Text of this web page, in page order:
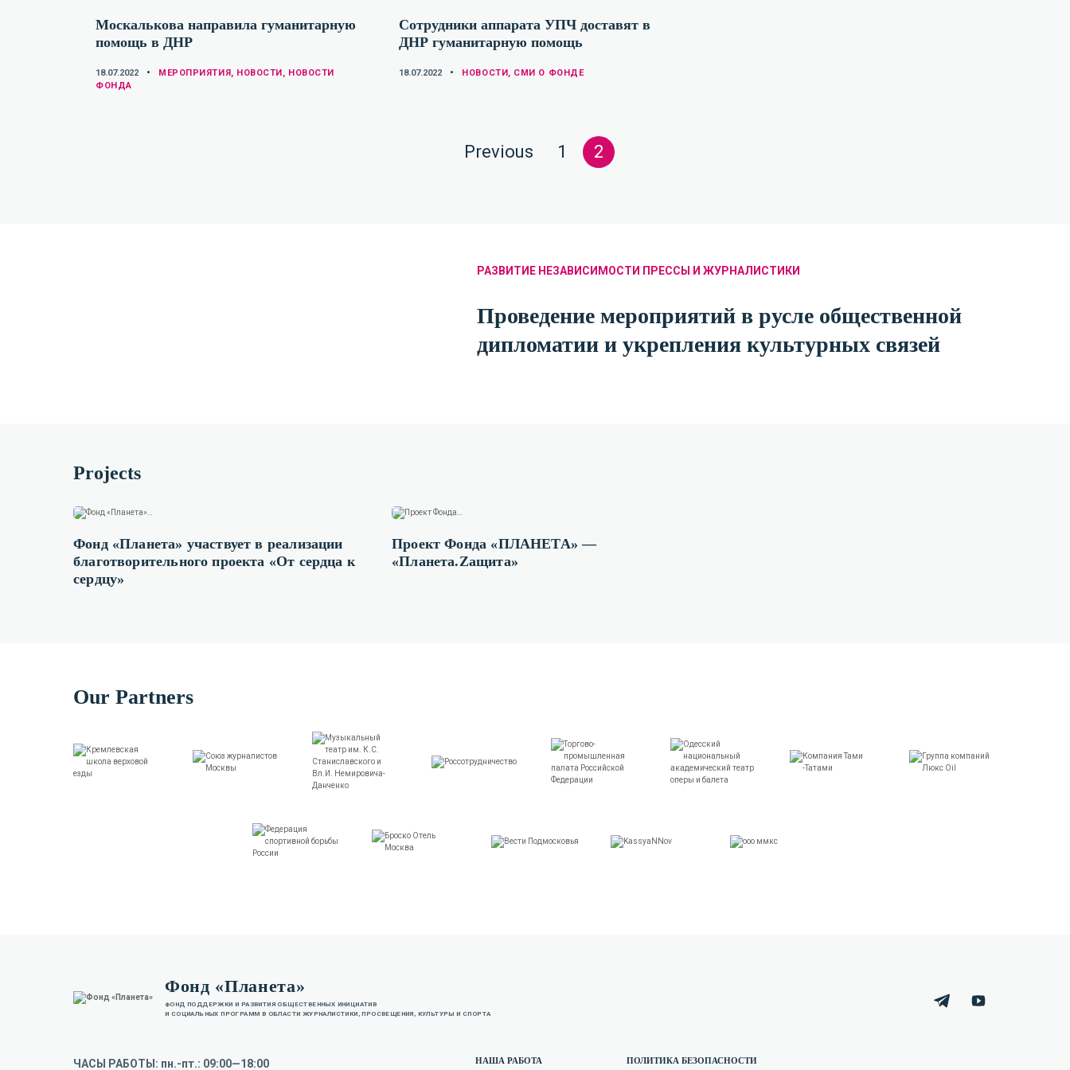
Москалькова направила гуманитарную
помощь в ДНР
18.07.2022 CATEGORIES
МЕРОПРИЯТИЯ, НОВОСТИ, НОВОСТИ
ФОНДА
Сотрудники аппарата УПЧ доставят в
ДНР гуманитарную помощь
18.07.2022 CATEGORIES
НОВОСТИ, СМИ О ФОНДЕ
Posts
PreviousPagePage
1 Page
2
РАЗВИТИЕ НЕЗАВИСИМОСТИ ПРЕССЫ И ЖУРНАЛИСТИКИ
Проведение мероприятий в русле общественной
дипломатии и укрепления культурных связей
Projects
Фонд «Планета» участвует в реализации
благотворительного проекта «От сердца к
сердцу»
Проект Фонда «ПЛАНЕТА» —
«Планета.Zащита»
Our Partners
Фонд «Планета»
ФОНД ПОДДЕРЖКИ И РАЗВИТИЯ ОБЩЕСТВЕННЫХ ИНИЦИАТИВ
И СОЦИАЛЬНЫХ ПРОГРАММ В ОБЛАСТИ ЖУРНАЛИСТИКИ, ПРОСВЕЩЕНИЯ, КУЛЬТУРЫ И СПОРТА
ЧАСЫ РАБОТЫ: пн.-пт.: 09:00—18:00 НАША РАБОТА ПОЛИТИКА БЕЗОПАСНОСТИ